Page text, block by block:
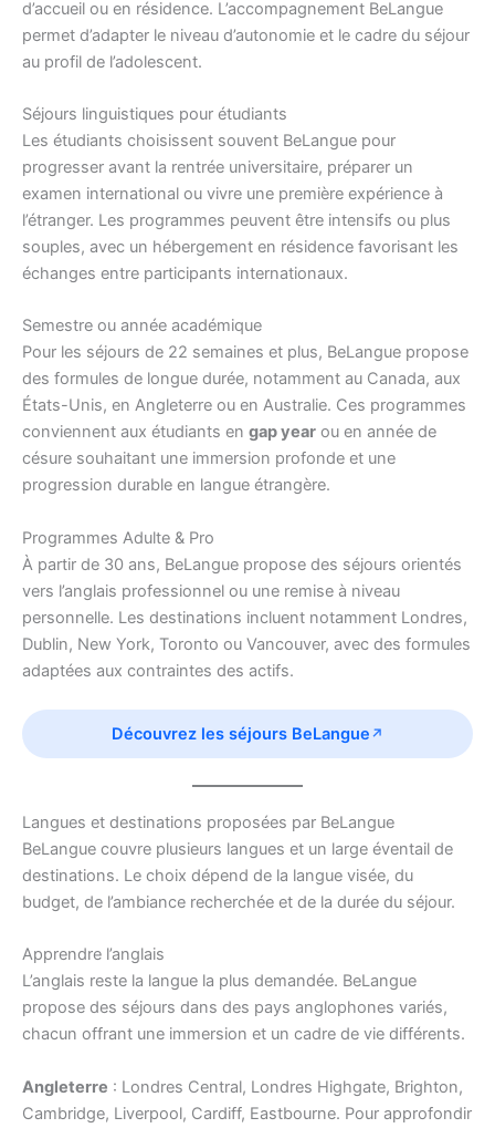
d’accueil ou en résidence. L’accompagnement BeLangue
permet d’adapter le niveau d’autonomie et le cadre du séjour
au profil de l’adolescent.
Séjours linguistiques pour étudiants
Les étudiants choisissent souvent BeLangue pour
progresser avant la rentrée universitaire, préparer un
examen international ou vivre une première expérience à
l’étranger. Les programmes peuvent être intensifs ou plus
souples, avec un hébergement en résidence favorisant les
échanges entre participants internationaux.
Semestre ou année académique
Pour les séjours de 22 semaines et plus, BeLangue propose
des formules de longue durée, notamment au Canada, aux
États-Unis, en Angleterre ou en Australie. Ces programmes
conviennent aux étudiants en gap year ou en année de
césure souhaitant une immersion profonde et une
progression durable en langue étrangère.
Programmes Adulte & Pro
À partir de 30 ans, BeLangue propose des séjours orientés
vers l’anglais professionnel ou une remise à niveau
personnelle. Les destinations incluent notamment Londres,
Dublin, New York, Toronto ou Vancouver, avec des formules
adaptées aux contraintes des actifs.
Découvrez les séjours BeLangue
Langues et destinations proposées par BeLangue
BeLangue couvre plusieurs langues et un large éventail de
destinations. Le choix dépend de la langue visée, du
budget, de l’ambiance recherchée et de la durée du séjour.
Apprendre l’anglais
L’anglais reste la langue la plus demandée. BeLangue
propose des séjours dans des pays anglophones variés,
chacun offrant une immersion et un cadre de vie différents.
Angleterre : Londres Central, Londres Highgate, Brighton,
Cambridge, Liverpool, Cardiff, Eastbourne. Pour approfondir